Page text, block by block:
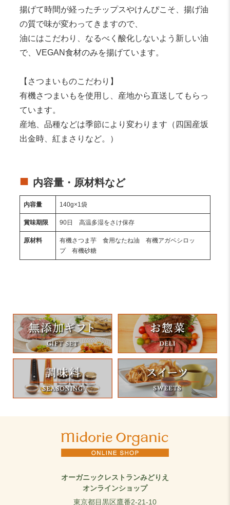
揚げて時間が経ったチップスやけんぴこそ、揚げ油
の質で味が変わってきますので、
油にはこだわり、なるべく酸化しないよう新しい油
で、VEGAN食材のみを揚げています。
【さつまいものこだわり】
有機さつまいもを使用し、産地から直送してもらっ
ています。
産地、品種などは季節により変わります（四国産坂
出金時、紅まさりなど。）
内容量・原材料など
内容量 140g×1袋
賞味期限 90日 高温多湿をさけ保存
原材料
有機さつま芋 食用なたね油 有機アガベシロッ
プ 有機砂糖
オーガニックレストランみどりえ
オンラインショップ
東京都目黒区鷹番2-21-10